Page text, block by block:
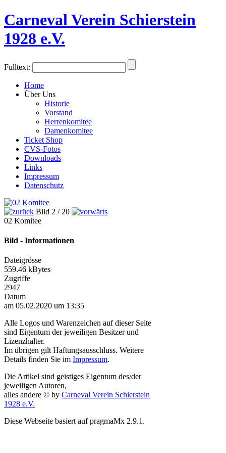
Carneval Verein Schierstein
1928 e.V.
Fulltext:
Home
Über Uns
Historie
Vorstand
Herrenkomitee
Damenkomitee
Ticket Shop
CVS-Fotos
Downloads
Links
Impressum
Datenschutz
Bild 2 / 20
02 Komitee
Bild - Informationen
Dateigrösse
559.46 kBytes
Zugriffe
2947
Datum
am 05.02.2020 um 13:35
Alle Logos und Warenzeichen auf dieser Seite
sind Eigentum der jeweiligen Besitzer und
Lizenzhalter.
Im übrigen gilt Haftungsausschluss. Weitere
Details finden Sie im Impressum.
Die Artikel sind geistiges Eigentum des/der
jeweiligen Autoren,
alles andere © by Carneval Verein Schierstein
1928 e.V.
Diese Webseite basiert auf pragmaMx 2.9.1.